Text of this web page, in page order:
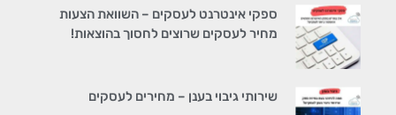
ספקי אינטרנט לעסקים – השוואת הצעות
מחיר לעסקים שרוצים לחסוך בהוצאות!
שירותי גיבוי בענן – מחירים לעסקים